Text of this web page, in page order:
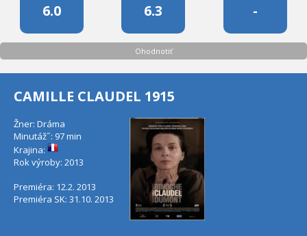
6.0 6.3 -
Ohodnotiť
CAMILLE CLAUDEL 1915
Žner: Dráma
Minutáž˝: 97 min
Krajina:
Rok výroby: 2013
Premiéra: 12.2. 2013
Premiéra SK: 31.10. 2013